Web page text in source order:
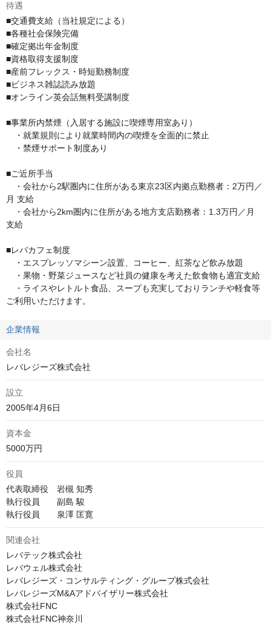
待遇
■交通費支給（当社規定による）
■各種社会保険完備
■確定拠出年金制度
■資格取得支援制度
■産前フレックス・時短勤務制度
■ビジネス雑誌読み放題
■オンライン英会話無料受講制度
■事業所内禁煙（入居する施設に喫煙専用室あり）
・就業規則により就業時間内の喫煙を全面的に禁止
・禁煙サポート制度あり
■ご近所手当
・会社から2駅圏内に住所がある東京23区内拠点勤務者：2万円／
月 支給
・会社から2km圏内に住所がある地方支店勤務者：1.3万円／月
支給
■レバカフェ制度
・エスプレッソマシーン設置、コーヒー、紅茶など飲み放題
・果物・野菜ジュースなど社員の健康を考えた飲食物も適宜支給
・ライスやレトルト食品、スープも充実しておりランチや軽食等
ご利用いただけます。
企業情報
会社名
レバレジーズ株式会社
設立
2005年4月6日
資本金
5000万円
役員
代表取締役　岩槻 知秀
執行役員　　副島 駿
執行役員　　泉澤 匡寛
関連会社
レバテック株式会社
レバウェル株式会社
レバレジーズ・コンサルティング・グループ株式会社
レバレジーズM&Aアドバイザリー株式会社
株式会社FNC
株式会社FNC神奈川